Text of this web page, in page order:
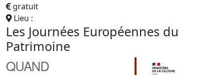
gratuit
Lieu :
Les Journées Européennes du
Patrimoine
QUAND